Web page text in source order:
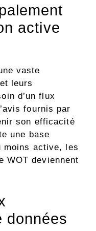
active
vaste
leurs
d’un flux
fournis par
son efficacité
une base
moins active, les
WOT deviennent
données